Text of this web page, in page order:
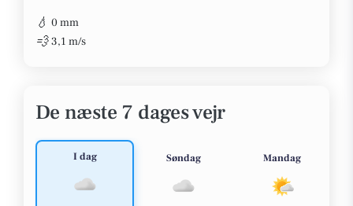
💧 0 mm
💨 3,1 m/s
De næste 7 dages vejr
I dag Søndag Mandag